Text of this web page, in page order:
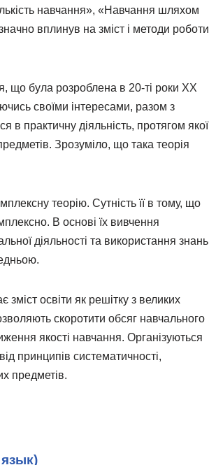
навчання», «Навчання шляхом
вплинув на зміст і методи роботи
що була розроблена в 20-ті роки XX
своїми інтересами, разом з
практичну діяльність, протягом якої
Зрозуміло, що така теорія
теорію. Сутність її в тому, що
В основі їх вивчення
діяльності та використання знань
освіти як решітку з великих
скоротити обсяг навчального
якості навчання. Організуються
принципів систематичності,
предметів.